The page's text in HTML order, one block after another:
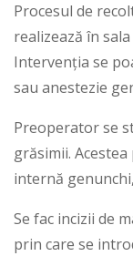
Procesul de
realizează în
Intervenția se
sau anestezie
Preoperator se
grăsimii.
internă
Se fac incizii de
prin care se